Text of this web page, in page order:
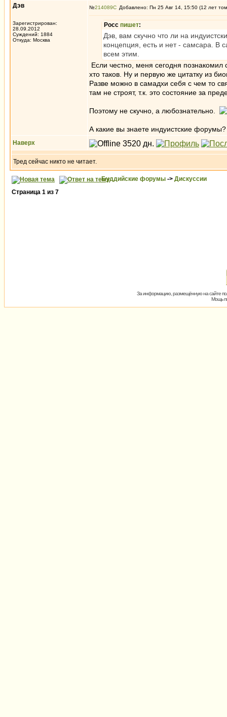
Дэв
Зарегистрирован:
28.09.2012
Суждений: 1884
Откуда: Москва
№214089 Добавлено: Пн 25 Авг 14, 15:50 (12 лет
Росс пишет:
Дэв, вам скучно что ли на
концепция, есть и нет - самсара. В
всем этим.
Если честно, меня сегодня
хто таков. Ну и первую же цитатку из
Разве можно в самадхи себя с чем то
там не строят, т.к. это состояние за
Поэтому не скучно, а любознательно.
А какие вы знаете индуистские форумы?
Наверх
Тред сейчас никто не читает.
Буддийские форумы -> Дискуссии
Страница 1 из 7
За информацию, размещённую на сайте
Мощь